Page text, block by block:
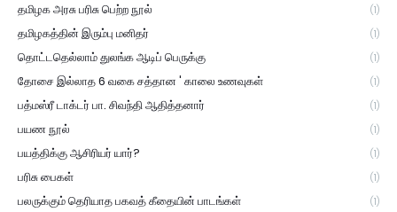
தமிழக அரசு பரிசு பெற்ற நூல் (1)
தமிழகத்தின் இரும்பு மனிதர் (1)
தொட்டதெல்லாம் துலங்க ஆடிப் பெருக்கு (1)
தோசை இல்லாத 6 வகை சத்தான ' காலை உணவுகள் (1)
பத்மஸ்ரீ டாக்டர் பா. சிவந்தி ஆதித்தனார் (1)
பயண நூல் (1)
பயத்திக்கு ஆசிரியர் யார்? (1)
பரிசு பைகள் (1)
பலருக்கும் தெரியாத பகவத் கீதையின் பாடங்கள் (1)